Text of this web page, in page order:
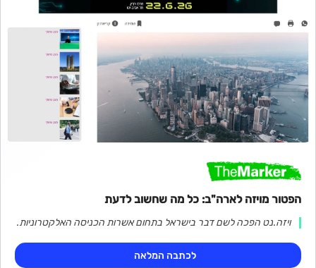
הפטור מויזה לארה"ב: כל מה שחשוב לדעת
ויזה.נט הפכה לשם דבר בישראל בתחום אשרות הכניסה האלקטרוניות.
לכתבה המלאה